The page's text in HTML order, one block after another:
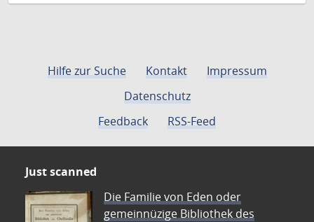
Hilfe zur Suche Kontakt
Impressum
Datenschutz
Feedback
RSS-Feed
Just scanned
Die Familie von Eden oder
gemeinnüzige Bibliothek des